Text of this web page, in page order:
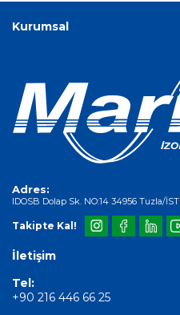
Kurumsal
Adres:
IDOSB Dolap Sk. NO:14 34956 Tuzla/İST
Takipte Kal!
İletişim
Tel:
+90 216 446 66 25